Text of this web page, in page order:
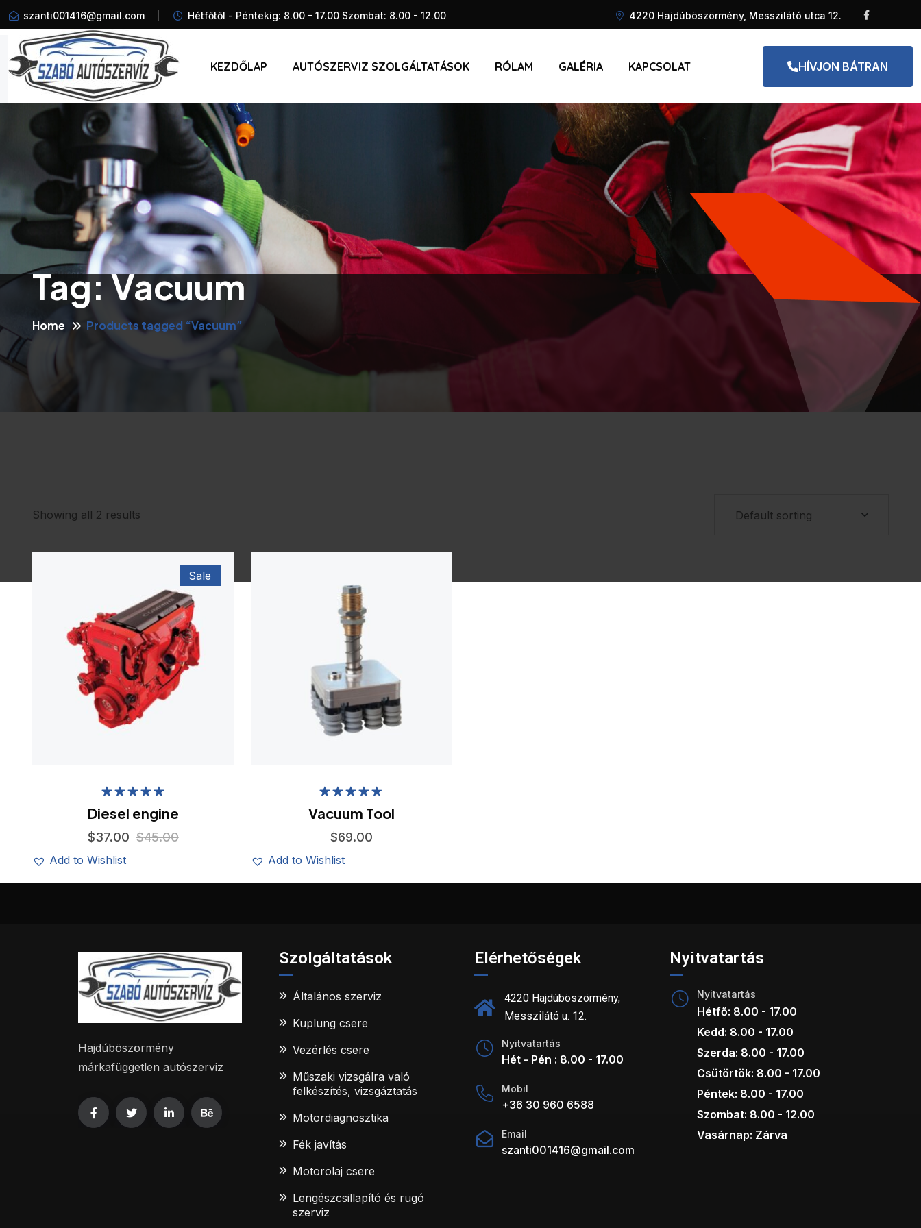
szanti001416@gmail.com Hétfőtől - Péntekig: 8.00 - 17.00 Szombat: 8.00 - 12.00 4220 Hajdúböszörmény, Messzilátó utca 12.
KEZDŐLAP AUTÓSZERVIZ SZOLGÁLTATÁSOK RÓLAM GALÉRIA KAPCSOLAT HÍVJON BÁTRAN
Tag:Vacuum
Home Products tagged “Vacuum”
Showing all 2 results
Sale
out of 5
Diesel engine
$37.00 $45.00
Add to Wishlist
4.50out
Vacuum Tool
$69.00
Add to Wishlist
Hajdúböszörmény
márkafüggetlen autószerviz
Szolgáltatások
Általános szerviz
Kuplung csere
Vezérlés csere
Műszaki vizsgálra való
felkészítés, vizsgáztatás
Motordiagnosztika
Fék javítás
Motorolaj csere
Lengészcsillapító és rugó
szerviz
Elérhetőségek
4220 Hajdúböszörmény,
Messzilátó u. 12.
Nyitvatartás
Hét - Pén : 8.00 - 17.00
Mobil
+36 30 960 6588
Email
szanti001416@gmail.com
Nyitvatartás
Nyitvatartás
Hétfő: 8.00 - 17.00
Kedd: 8.00 - 17.00
Szerda: 8.00 - 17.00
Csütörtök: 8.00 - 17.00
Péntek: 8.00 - 17.00
Szombat: 8.00 - 12.00
Vasárnap: Zárva